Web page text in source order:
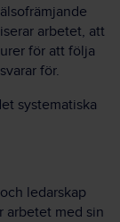
arbetet, att
för att följa
för.
systematiska
ledarskap
arbetet med sin